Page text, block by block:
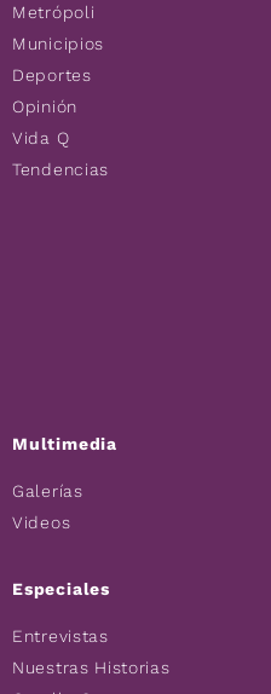
Metrópoli
Municipios
Deportes
Opinión
Vida Q
Tendencias
Multimedia
Galerías
Videos
Especiales
Entrevistas
Nuestras Historias